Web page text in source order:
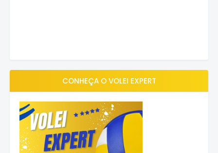
CONHEÇA O VOLEI EXPERT